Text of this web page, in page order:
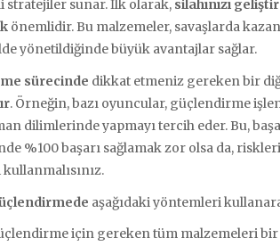
stratejiler sunar. İlk olarak, silahınızı
önemlidir. Bu malzemeler, savaşlarda
yönetildiğinde büyük avantajlar sağlar.
sürecinde dikkat etmeniz gereken bir
. Örneğin, bazı oyuncular, güçlendirme
dilimlerinde yapmayı tercih eder. Bu,
%100 başarı sağlamak zor olsa da,
aşağıdaki yöntemleri
için gereken tüm malzemeleri